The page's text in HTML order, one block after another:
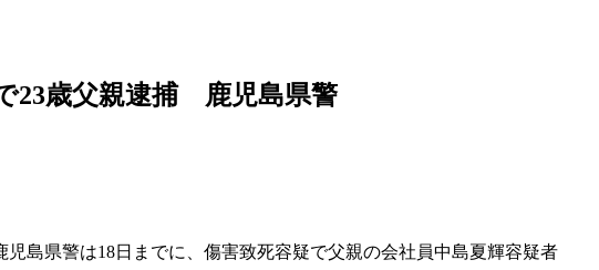
23歳父親逮捕 鹿児島県警
島県警は18日までに、傷害致死容疑で父親の会社員中島夏輝容疑者